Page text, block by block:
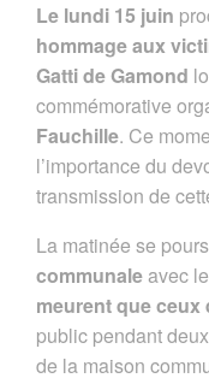
Le lundi 15 juin
hommage aux
Gatti de Gamond
commémorative
Fauchille. Ce
l’importance du
transmission de
La matinée se
communaleavec le
meurent que ceux
public pendant
de la maison